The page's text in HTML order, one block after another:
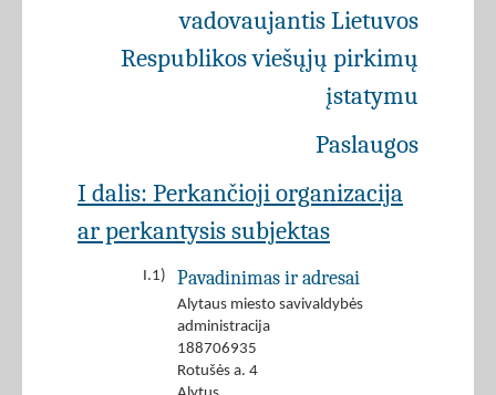
vadovaujantis Lietuvos
Respublikos viešųjų pirkimų
įstatymu
Paslaugos
I dalis: Perkančioji organizacija
ar perkantysis subjektas
I.1) Pavadinimas ir adresai
Alytaus miesto savivaldybės
administracija
188706935
Rotušės a. 4